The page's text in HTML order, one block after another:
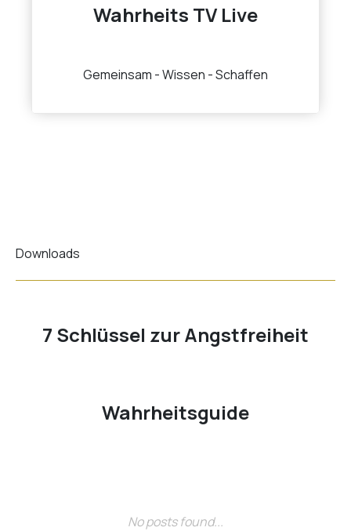
Wahrheits TV Live
Gemeinsam - Wissen - Schaffen
Downloads
7 Schlüssel zur Angstfreiheit
Wahrheitsguide
No posts found...